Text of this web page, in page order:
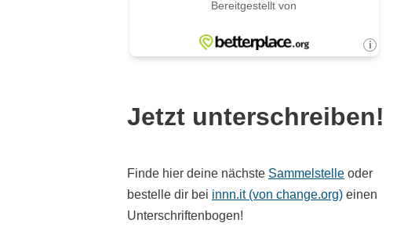
Jetzt unterschreiben!
Finde hier deine nächste Sammelstelle oder
bestelle dir bei innn.it (von change.org) einen
Unterschriftenbogen!